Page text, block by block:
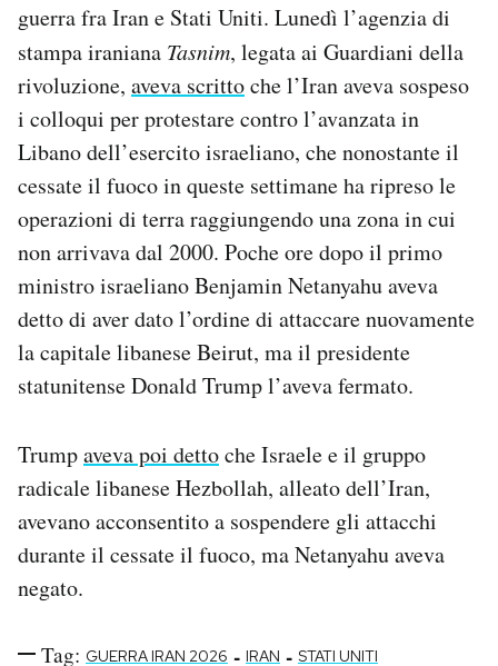
guerra fra Iran e Stati Uniti. Lunedì l’agenzia di
stampa iraniana Tasnim, legata ai Guardiani della
rivoluzione, aveva scrittoche l’Iran aveva sospeso
i colloqui per protestare contro l’avanzata in
Libano dell’esercito israeliano, che nonostante il
cessate il fuoco in queste settimane ha ripreso le
operazioni di terra raggiungendo una zona in cui
non arrivava dal 2000. Poche ore dopo il primo
ministro israeliano Benjamin Netanyahu aveva
detto di aver dato l’ordine di attaccare nuovamente
la capitale libanese Beirut, ma il presidente
statunitense Donald Trump l’aveva fermato.
Trumpaveva poi dettoche Israele e il gruppo
radicale libanese Hezbollah, alleato dell’Iran,
avevano acconsentito a sospendere gli attacchi
durante il cessate il fuoco, ma Netanyahu aveva
negato.
Tag: GUERRA IRAN 2026 - IRAN - STATI UNITI